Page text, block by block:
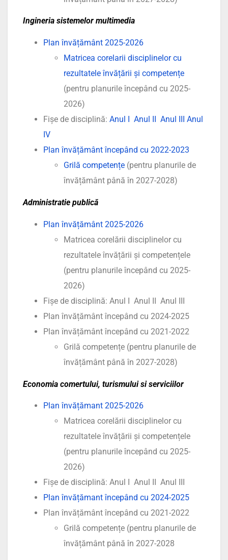
Ingineria sistemelor multimedia
Plan învățământ 2025-2026
Matricea corelarii disciplinelor cu
rezultatele învățării și competențe
(pentru planurile începând cu 2025-
2026)
Fișe de disciplină: Anul I Anul II Anul III
Anul
IV
Plan învățământ începând cu 2022-2023
Grilă competențe (pentru planurile de
învățământ până în 2027-2028)
Administratie publică
Plan învățământ 2025-2026
Matricea corelării disciplinelor cu
rezultatele învățării și competențele
(pentru planurile începând cu 2025-
2026)
Fișe de disciplină: Anul I Anul II Anul III
Plan învățământ începând cu 2024-2025
Plan învățământ începând cu 2021-2022
Grilă competențe (pentru planurile de
învățământ până în 2027-2028)
Economia comertului, turismului si serviciilor
Plan învățămant 2025-2026
Matricea corelării disciplinelor cu
rezultatele învățării și competențele
(pentru planurile începând cu 2025-
2026)
Fișe de disciplină: Anul I Anul II Anul III
Plan învățămant începând cu 2024-2025
Plan învățământ începând cu 2021-2022
Grilă competențe (pentru planurile de
învățământ până în 2027-2028